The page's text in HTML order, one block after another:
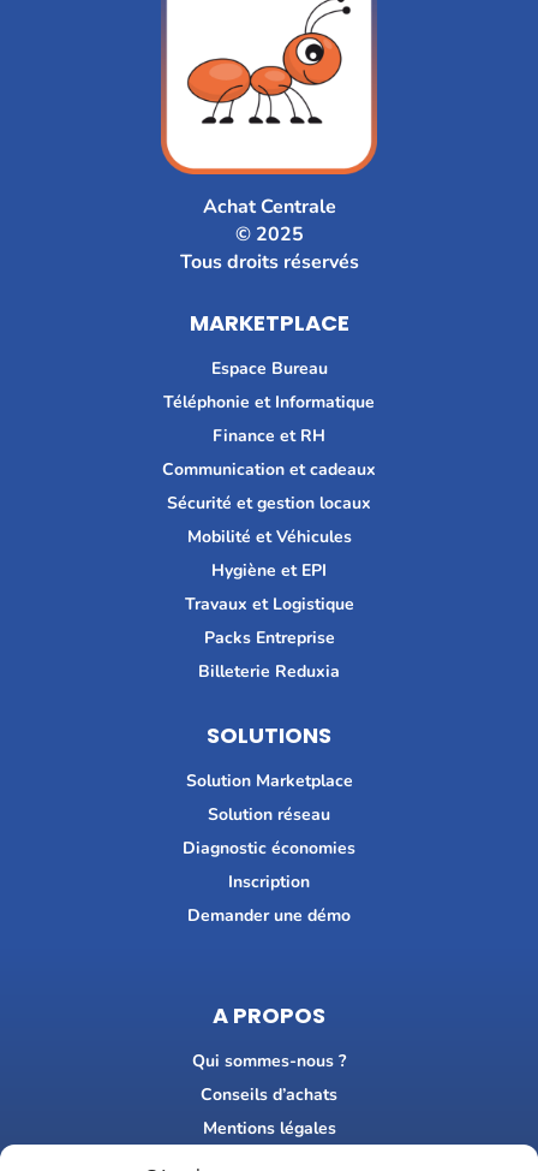
Achat Centrale
© 2025
Tous droits réservés
MARKETPLACE
Espace Bureau
Téléphonie et Informatique
Finance et RH
Communication et cadeaux
Sécurité et gestion locaux
Mobilité et Véhicules
Hygiène et EPI
Travaux et Logistique
Packs Entreprise
Billeterie Reduxia
SOLUTIONS
Solution Marketplace
Solution réseau
Diagnostic économies
Inscription
Demander une démo
A PROPOS
Qui sommes-nous ?
Conseils d’achats
Mentions légales